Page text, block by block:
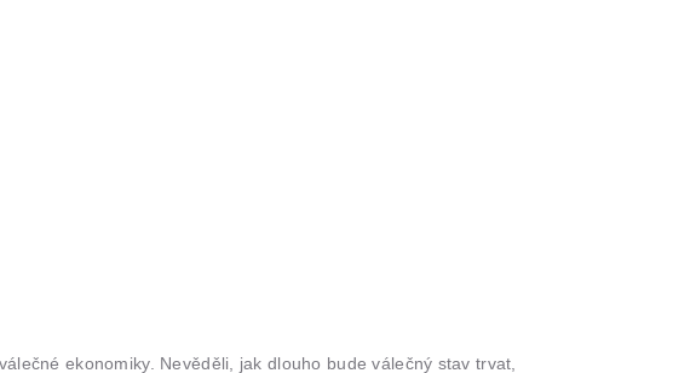
ekonomiky. Nevěděli, jak dlouho bude válečný stav trvat,